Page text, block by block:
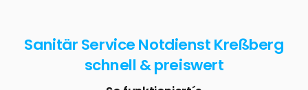
Sanitär Service Notdienst Kreßberg
schnell & preiswert